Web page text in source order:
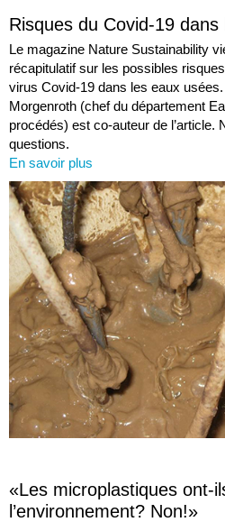
Risques du Covid-19
Le magazine Nature Sustainability
récapitulatif sur les possibles
virus Covid-19 dans les eaux
Morgenroth (chef du département
procédés) est co-auteur de l’article.
questions.
En savoir plus
«Les microplastiques ont-
l’environnement? Non!»